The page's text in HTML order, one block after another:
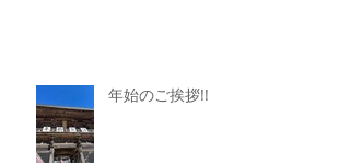
年始のご挨拶!!